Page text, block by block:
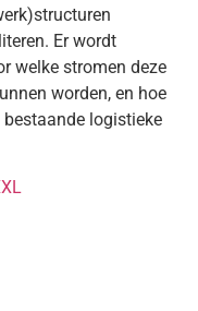
Er wordt
welke stromen deze
worden, en hoe
logistieke